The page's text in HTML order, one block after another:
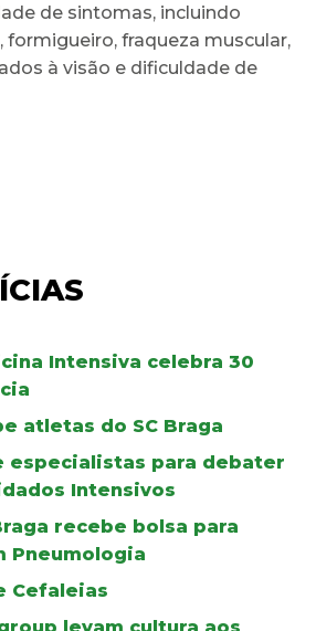
de sintomas, incluindo
formigueiro, fraqueza muscular,
à visão e dificuldade de
Intensiva celebra 30
atletas do SC Braga
especialistas para debater
Intensivos
recebe bolsa para
Pneumologia
Cefaleias
levam cultura aos